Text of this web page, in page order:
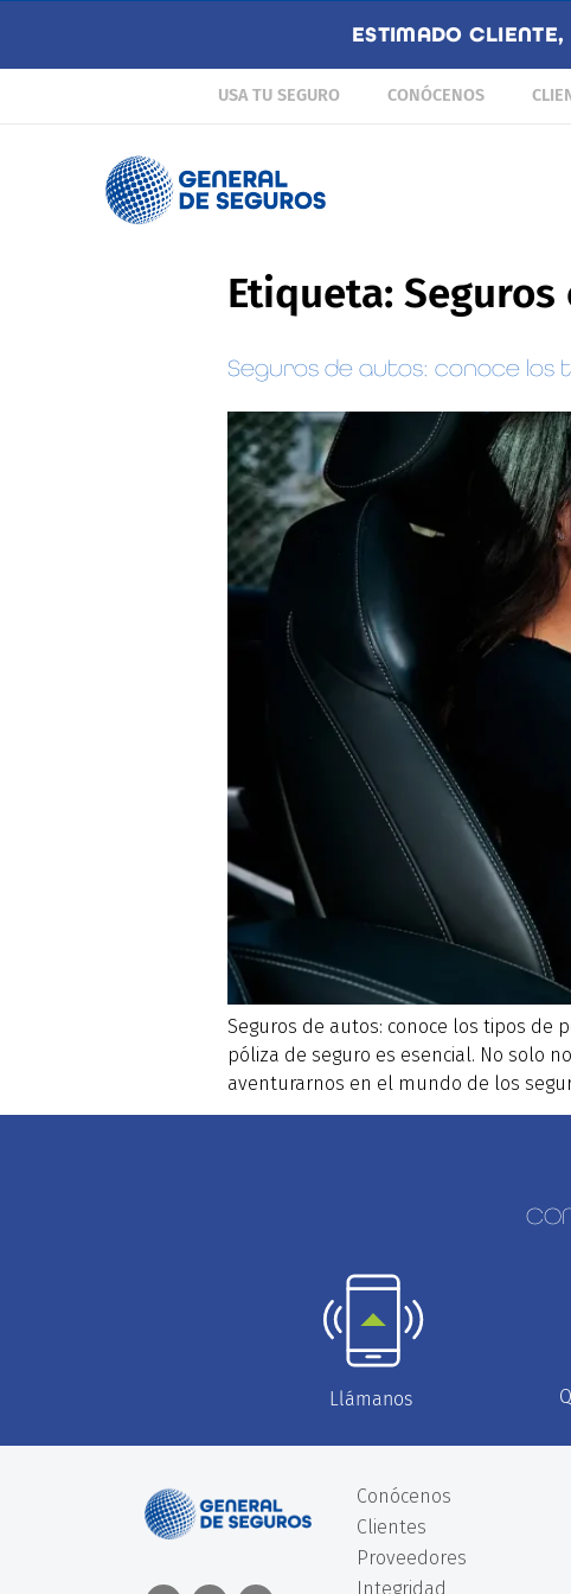
ESTIMADO CLIENTE,
USA TU SEGURO CONÓCENOS
Etiqueta:
Seguros de autos: conoce los
Seguros de autos: conoce los tipos de
póliza de seguro es esencial. No solo
aventurarnos en el mundo de los
Llámanos
Conócenos
Clientes
Proveedores
Integridad